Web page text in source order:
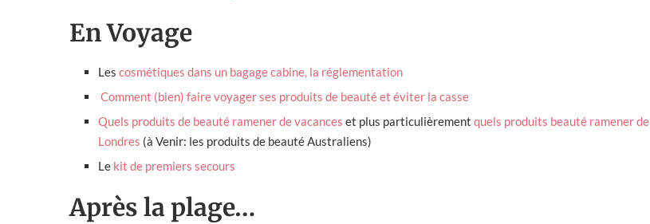
En Voyage
Les cosmétiques dans un bagage cabine, la réglementation
Comment (bien) faire voyager ses produits de beauté et éviter la casse
Quels produits de beauté ramener de vacances et plus particulièrement quels produits beauté ramener de
Londres (à Venir: les produits de beauté Australiens)
Le kit de premiers secours
Après la plage…